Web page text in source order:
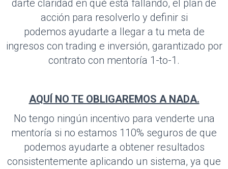
darte claridad en qué está fallando, el plan de
acción para resolverlo y definir si
podemos ayudarte a llegar a tu meta de
ingresos con trading e inversión, garantizado por
contrato con mentoría 1-to-1.
AQUÍ NO TE OBLIGAREMOS A NADA.
No tengo ningún incentivo para venderte una
mentoría si no estamos 110% seguros de que
podemos ayudarte a obtener resultados
consistentemente aplicando un sistema, ya que